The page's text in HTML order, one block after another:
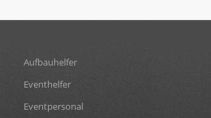
Aufbauhelfer
Eventhelfer
Eventpersonal